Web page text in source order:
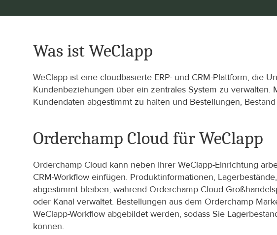
Was ist WeClapp
WeClapp ist eine cloudbasierte ERP- und CRM-Plattform, die
Kundenbeziehungen über ein zentrales System zu
Kundendaten abgestimmt zu halten und Bestellungen,
Orderchamp Cloud für WeClapp
Orderchamp Cloud kann neben Ihrer WeClapp-Einrichtung
CRM-Workflow einfügen. Produktinformationen,
abgestimmt bleiben, während Orderchamp Cloud
oder Kanal verwaltet. Bestellungen aus dem Orderchamp
WeClapp-Workflow abgebildet werden, sodass Sie
können.